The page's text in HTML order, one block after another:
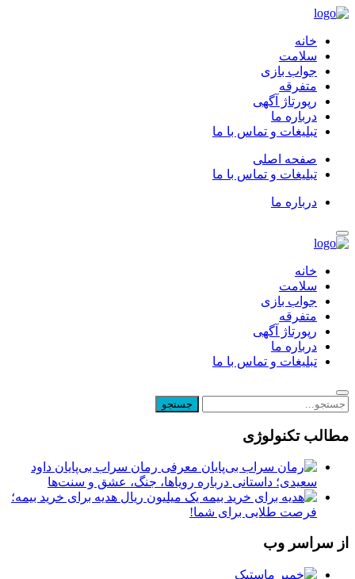
خانه
سلامت
جواب بازی
متفرقه
رپورتاژ آگهی
درباره ما
تبلیغات و تماس با ما
صفحه اصلی
تبلیغات و تماس با ما
درباره ما
خانه
سلامت
جواب بازی
متفرقه
رپورتاژ آگهی
درباره ما
تبلیغات و تماس با ما
مطالب تکنولوژی
معرفی رمان سراب بی‌پایان داود
سعیدی؛ داستانی درباره رویاها، جنگ، عشق و سنت‌ها
یک میلیون ریال هدیه برای خرید بیمه؛
فرصت طلایی برای شما!
از سراسر وب